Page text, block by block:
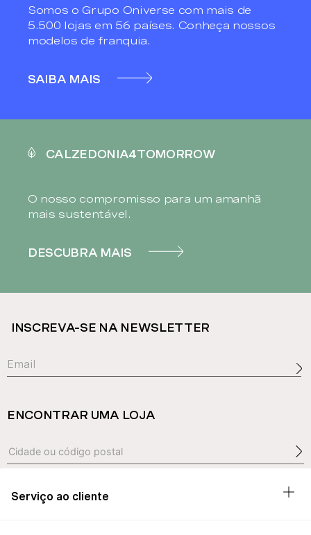
Somos o Grupo Oniverse com mais de
5.500 lojas em 56 países. Conheça nossos
modelos de franquia.
SAIBA MAIS
CALZEDONIA4TOMORROW
O nosso compromisso para um amanhã
mais sustentável.
DESCUBRA MAIS
INSCREVA-SE NA NEWSLETTER
ENCONTRAR UMA LOJA
Serviço ao cliente